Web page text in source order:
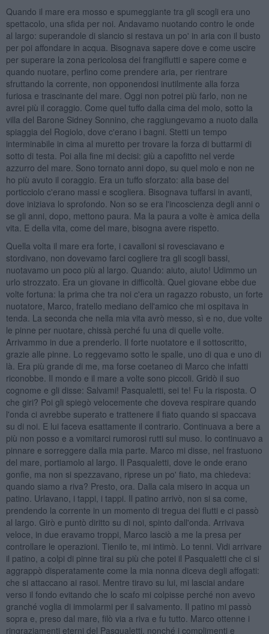
Quando il mare era mosso e spumeggiante tra gli scogli era uno
spettacolo, una sfida per noi. Andavamo nuotando contro le onde
al largo: superandole di slancio si restava un po' in aria con il busto
per poi affondare in acqua. Bisognava sapere dove e come uscire
per superare la zona pericolosa dei frangiflutti e sapere come e
quando nuotare, perfino come prendere aria, per rientrare
sfruttando la corrente, non opponendosi inutilmente alla forza
furiosa e trascinante del mare. Oggi non potrei più farlo, non ne
avrei più il coraggio. Come quel tuffo dalla cima del molo, sotto la
villa del Barone Sidney Sonnino, che raggiungevamo a nuoto dalla
spiaggia del Rogiolo, dove c'erano i bagni. Stetti un tempo
interminabile in cima al muretto per trovare la forza di buttarmi di
sotto di testa. Poi alla fine mi decisi: giù a capofitto nel verde
azzurro del mare. Sono tornato anni dopo, su quel molo e non ne
ho più avuto il coraggio. Era un tuffo sforzato: alla base del
porticciolo c'erano massi e scogliera. Bisognava tuffarsi in avanti,
dove iniziava lo sprofondo. Non so se era l'incoscienza degli anni o
se gli anni, dopo, mettono paura. Ma la paura a volte è amica della
vita. E della vita, come del mare, bisogna avere rispetto.
Quella volta il mare era forte, i cavalloni si rovesciavano e
stordivano, non dovevamo farci cogliere tra gli scogli bassi,
nuotavamo un poco più al largo. Quando: aiuto, aiuto! Udimmo un
urlo strozzato. Era un giovane in difficoltà. Quel giovane ebbe due
volte fortuna: la prima che tra noi c'era un ragazzo robusto, un forte
nuotatore, Marco, fratello mediano dell'amico che mi ospitava in
tenda. La seconda che nella mia vita avrò messo, sì e no, due volte
le pinne per nuotare, chissà perché fu una di quelle volte.
Arrivammo in due a prenderlo. Il forte nuotatore e il sottoscritto,
grazie alle pinne. Lo reggevamo sotto le spalle, uno di qua e uno di
là. Era più grande di me, ma forse coetaneo di Marco che infatti
riconobbe. Il mondo e il mare a volte sono piccoli. Gridò il suo
cognome e gli disse: Salvami! Pasqualetti, sei te! Fu la risposta. O
che giri? Poi gli spiegò velocemente che doveva respirare quando
l'onda ci avrebbe superato e trattenere il fiato quando si spaccava
su di noi. E lui faceva esattamente il contrario. Continuava a bere a
più non posso e a vomitarci rumorosi rutti sul muso. Io continuavo a
pinnare e sorreggere dalla mia parte. Marco mi disse, nel frastuono
del mare, portiamolo al largo. Il Pasqualetti, dove le onde erano
gonfie, ma non si spezzavano, riprese un po' fiato, ma chiedeva:
quando siamo a riva? Presto, ora. Dalla cala misero in acqua un
patino. Urlavano, i tappi, i tappi. Il patino arrivò, non si sa come,
prendendo la corrente in un momento di tregua dei flutti e ci passò
al largo. Girò e puntò diritto su di noi, spinto dall'onda. Arrivava
veloce, in due eravamo troppi, Marco lasciò a me la presa per
controllare le operazioni. Tienilo te, mi intimò. Lo tenni. Vidi arrivare
il patino, a colpi di pinne tirai su più che potei il Pasqualetti che ci si
aggrappò disperatamente come la mia nonna diceva degli affogati:
che si attaccano ai rasoi. Mentre tiravo su lui, mi lasciai andare
verso il fondo evitando che lo scafo mi colpisse perché non avevo
granché voglia di immolarmi per il salvamento. Il patino mi passò
sopra e, preso dal mare, filò via a riva e fu tutto. Marco ottenne i
ringraziamenti eterni del Pasqualetti, nonché i complimenti e